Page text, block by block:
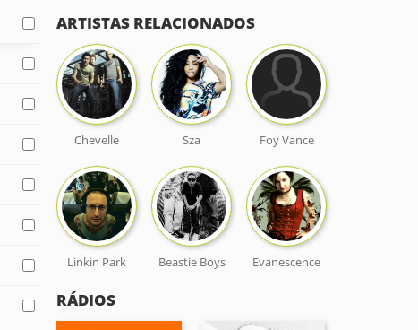
ARTISTAS RELACIONADOS
Chevelle Sza Foy Vance
Linkin Park Beastie Boys Evanescence
RÁDIOS